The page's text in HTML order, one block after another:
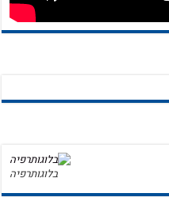
בלוגותרפיה